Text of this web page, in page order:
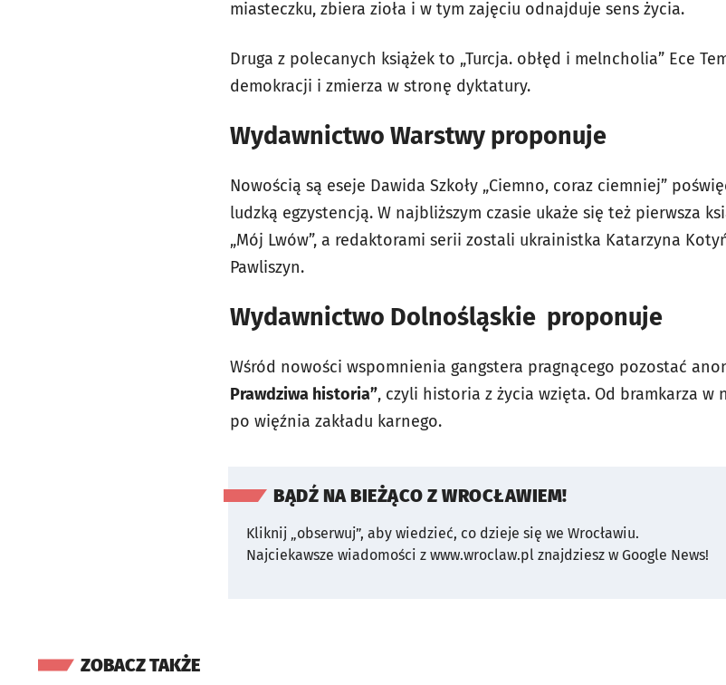
miasteczku, zbiera zioła i w tym zajęciu odnajduje sens życia.
Druga z polecanych książek to „Turcja. obłęd i melncholia” Ece
demokracji i zmierza w stronę dyktatury.
Wydawnictwo Warstwy proponuje
Nowością są eseje Dawida Szkoły „Ciemno, coraz ciemniej”
ludzką egzystencją. W najbliższym czasie ukaże się też pierwsza
„Mój Lwów”, a redaktorami serii zostali ukrainistka Katarzyna
Pawliszyn.
Wydawnictwo Dolnośląskie proponuje
Wśród nowości wspomnienia gangstera pragnącego pozostać
Prawdziwa historia”, czyli historia z życia wzięta. Od bramkarza w
po więźnia zakładu karnego.
BĄDŹ NA BIEŻĄCO Z WROCŁAWIEM!
Kliknij „obserwuj”, aby wiedzieć, co dzieje się we Wrocławiu.
Najciekawsze wiadomości z www.wroclaw.pl znajdziesz w Google News!
ZOBACZ TAKŻE